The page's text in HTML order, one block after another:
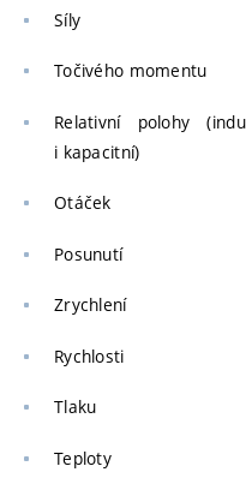
Síly
Točivého momentu
Relativní polohy
i kapacitní)
Otáček
Posunutí
Zrychlení
Rychlosti
Tlaku
Teploty